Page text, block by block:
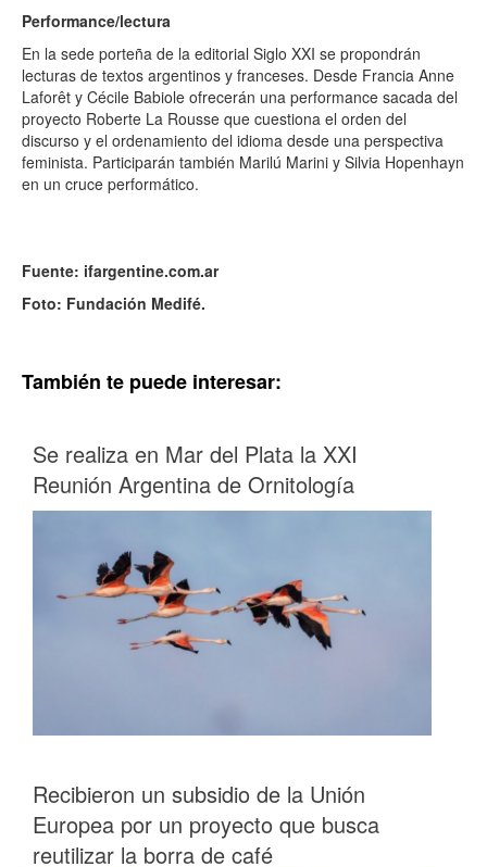
Performance/lectura
En la sede porteña de la editorial Siglo XXI se propondrán
lecturas de textos argentinos y franceses. Desde Francia Anne
Laforêt y Cécile Babiole ofrecerán una performance sacada del
proyecto Roberte La Rousse que cuestiona el orden del
discurso y el ordenamiento del idioma desde una perspectiva
feminista. Participarán también Marilú Marini y Silvia Hopenhayn
en un cruce performático.
Fuente: ifargentine.com.ar
Foto: Fundación Medifé.
También te puede interesar:
Se realiza en Mar del Plata la XXI
Reunión Argentina de Ornitología
Recibieron un subsidio de la Unión
Europea por un proyecto que busca
reutilizar la borra de café